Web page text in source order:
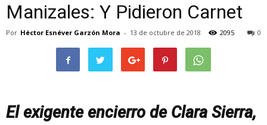
Manizales: Y Pidieron Carnet
Por Héctor Esnéver Garzón Mora - 13 de octubre de 2018 0
2095
El exigente encierro de Clara Sierra,